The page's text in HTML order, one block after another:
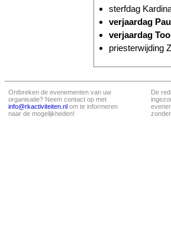
sterfdag
verjaardag
verjaardag
priesterwijding
Ontbreken de evenementen van uw
organisatie? Neem contact op met
info@rkactiviteiten.nl om te informeren
naar de mogelijkheden!
De